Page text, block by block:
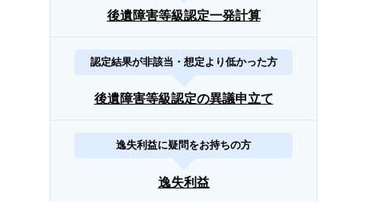
後遺障害等級認定一発計算
認定結果が非該当・想定より低かった方
後遺障害等級認定の異議申立て
逸失利益に疑問をお持ちの方
逸失利益